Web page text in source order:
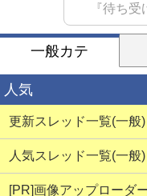
『待ち
一般カテ
人気
更新スレッド一覧(一般)
人気スレッド一覧(一般)
[PR]画像アップローダ